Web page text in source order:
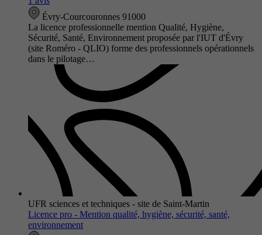
Évry-Courcouronnes 91000
La licence professionnelle mention Qualité, Hygiène,
Sécurité, Santé, Environnement proposée par l'IUT d'Évry
(site Roméro - QLIO) forme des professionnels opérationnels
dans le pilotage…
UFR sciences et techniques - site de Saint-Martin
Licence pro - Mention qualité, hygiène, sécurité, santé,
environnement